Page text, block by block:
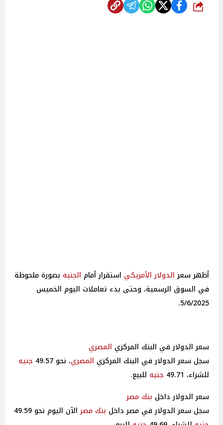
شارك
أظهر سعرالدولار الأمريكي استقرار أمام الجنيه بصورة ملحوظة
في السوق الرسمية، وحتى بدء تعاملات اليوم الخميس
5/6/2025.
سعر الدولار في البنك المركزي المصري
سجل سعر الدولار في البنك المركزي المصري، نحو 49.57
جنيه
للشراء، 49.71
جنيه للبيع.
سعر الدولار داخل بنك مصر
سجل سعر الدولار في مصر داخل بنك مصرالآن اليوم نحو 49.59